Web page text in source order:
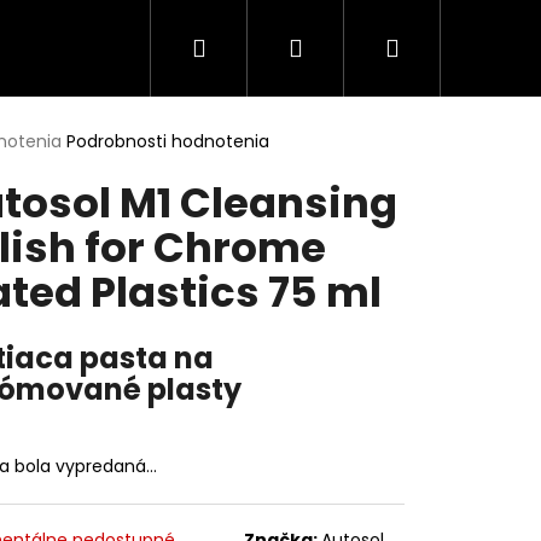
Merch Spolupráca
Hľadať PrihlásenieNákupný
Podrobnosti hodnotenia
M1 Cleansing
for Chrome
Plastics 75 ml
pasta na
plasty
bola vypredaná…